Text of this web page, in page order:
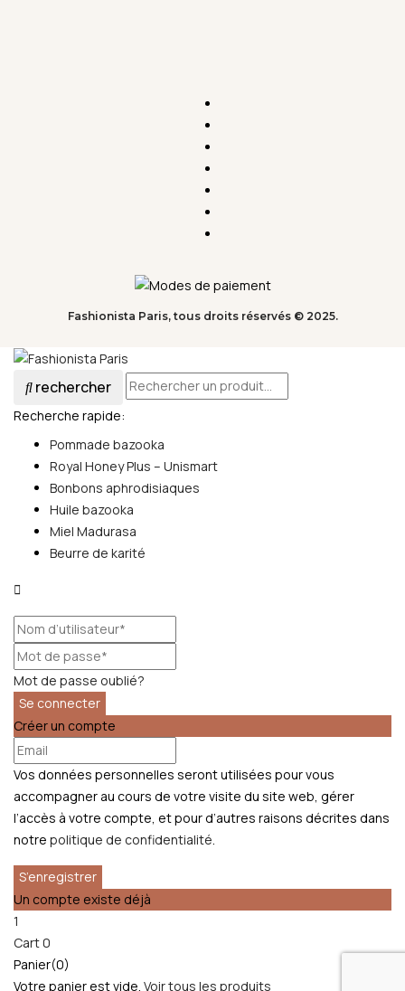
Fashionista Paris, tous droits réservés © 2025.
rechercher
Recherche rapide:
Pommade bazooka
Royal Honey Plus – Unismart
Bonbons aphrodisiaques
Huile bazooka
Miel Madurasa
Beurre de karité
Mot de passe oublié?
Créer un compte
Vos données personnelles seront utilisées pour vous
accompagner au cours de votre visite du site web, gérer
l’accès à votre compte, et pour d’autres raisons décrites dans
notre politique de confidentialité.
Un compte existe déjà
1
Cart0
Panier(0)
Votre panier est vide. Voir tous les produits